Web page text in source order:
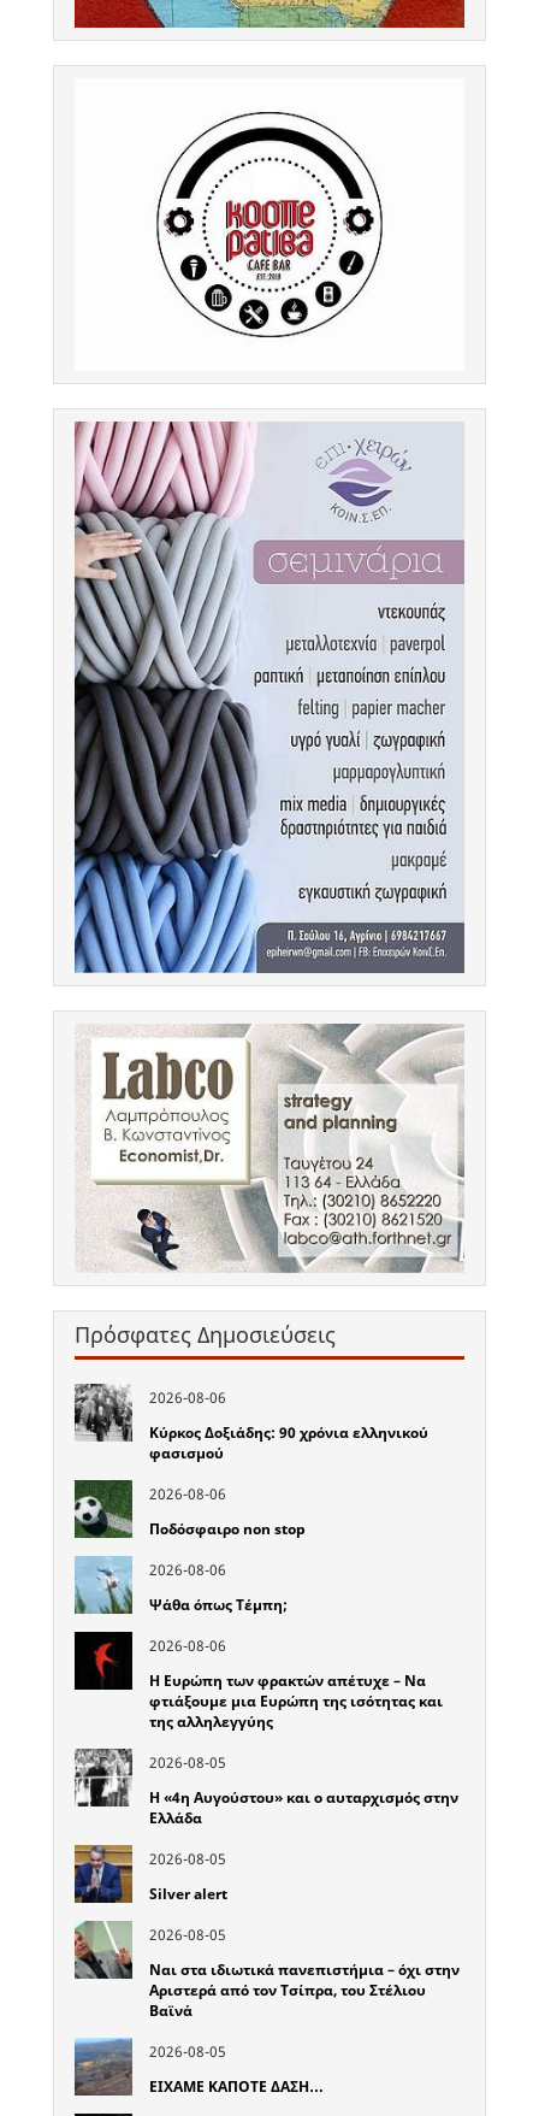
Πρόσφατες Δημοσιεύσεις
2026-08-06
Κύρκος Δοξιάδης: 90 χρόνια ελληνικού
φασισμού
2026-08-06
Ποδόσφαιρο non stop
2026-08-06
Ψάθα όπως Τέμπη;
2026-08-06
Η Ευρώπη των φρακτών απέτυχε – Να
φτιάξουμε μια Ευρώπη της ισότητας και
της αλληλεγγύης
2026-08-05
Η «4η Αυγούστου» και ο αυταρχισμός στην
Ελλάδα
2026-08-05
Silver alert
2026-08-05
Ναι στα ιδιωτικά πανεπιστήμια – όχι στην
Αριστερά από τον Τσίπρα, του Στέλιου
Βαϊνά
2026-08-05
ΕΙΧΑΜΕ ΚΑΠΟΤΕ ΔΑΣΗ…